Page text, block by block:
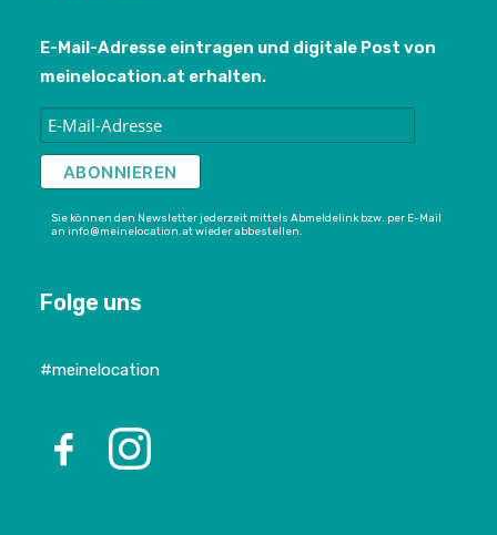
E-Mail-Adresse eintragen und digitale Post von
meinelocation.at erhalten.
Sie können den Newsletter jederzeit mittels Abmeldelink bzw. per E-Mail
an info@meinelocation.at wieder abbestellen.
Folge uns
#meinelocation